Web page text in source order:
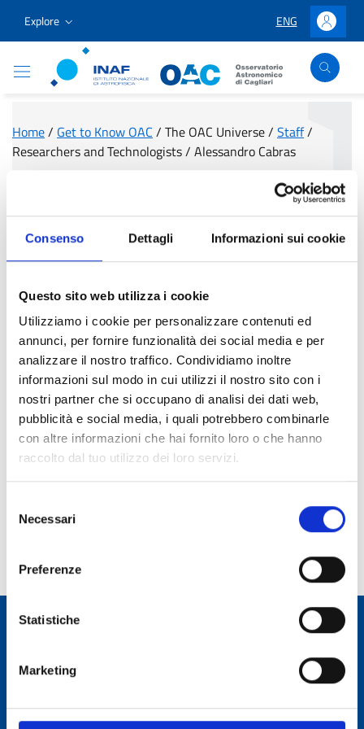
Consenso Dettagli Informazioni sui cookie
Questo sito web utilizza i cookie
Utilizziamo i cookie per personalizzare contenuti ed
annunci, per fornire funzionalità dei social media e per
analizzare il nostro traffico. Condividiamo inoltre
informazioni sul modo in cui utilizzi il nostro sito con i
nostri partner che si occupano di analisi dei dati web,
pubblicità e social media, i quali potrebbero combinarle
con altre informazioni che hai fornito loro o che hanno
raccolto dal tuo utilizzo dei loro servizi.
delNecessari
Preferenze
Statistiche
Marketing
Go to content
Go to the navigation menu
Go to the footer
Explore LINGUA
ENG Accedi
Osservatorio Astronomico Cagliari
Home/ Get to Know OAC / The OAC Universe/ Staff/
Researchers and Technologists/ Alessandro Cabras
Alessandro Cabras
Role:
Technologist
Phone:
070 71180601
E-mail:
CONTACTS